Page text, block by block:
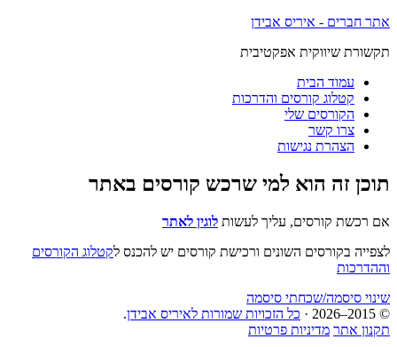
אתר חברים - איריס אבידן
תקשורת שיווקית אפקטיבית
עמוד הבית
קטלוג קורסים והדרכות
הקורסים שלי
צרו קשר
הצהרת נגישות
תוכן זה הוא למי שרכש קורסים באתר
אם רכשת קורסים, עליך לעשות לוגין לאתר
לצפייה בקורסים השונים ורכישת קורסים יש להכנס לקטלוג הקורסים
וההדרכות
שינוי סיסמה/שכחתי סיסמה
© 2015–2026 ·
כל הזכויות שמורות לאיריס אבידן.
תקנון אתר מדיניות פרטיות